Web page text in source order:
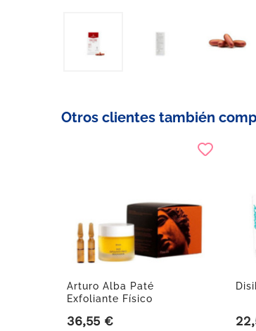
Otros clientes también
Arturo Alba Paté
Exfoliante Físico
Precio
36,55 €